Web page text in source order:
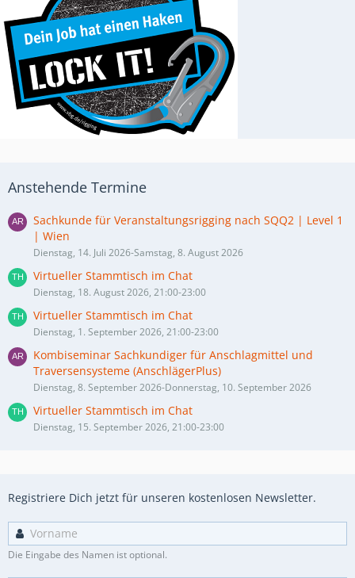
Anstehende Termine
Sachkunde für Veranstaltungsrigging nach SQQ2 | Level 1
| Wien
Dienstag, 14. Juli 2026-Samstag, 8. August 2026
Virtueller Stammtisch im Chat
Dienstag, 18. August 2026, 21:00-23:00
Virtueller Stammtisch im Chat
Dienstag, 1. September 2026, 21:00-23:00
Kombiseminar Sachkundiger für Anschlagmittel und
Traversensysteme (AnschlägerPlus)
Dienstag, 8. September 2026-Donnerstag, 10. September 2026
Virtueller Stammtisch im Chat
Dienstag, 15. September 2026, 21:00-23:00
Registriere Dich jetzt für unseren kostenlosen Newsletter.
Die Eingabe des Namen ist optional.